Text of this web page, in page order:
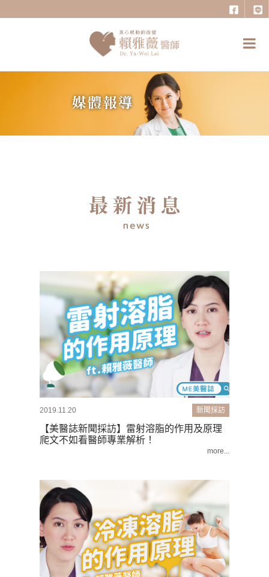
新聞採訪
2019.11.20
【美醫誌新聞採訪】雷射溶脂的作用及原理
爬文不如看醫師專業解析！
more...